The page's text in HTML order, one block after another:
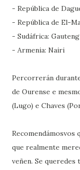
- República de
- República de El-
- Sudáfrica:
- Armenia: Nairi
Percorrerán
de Ourense e
(Lugo) e Chaves
Recomendámosvos
que realmente
veñen. Se